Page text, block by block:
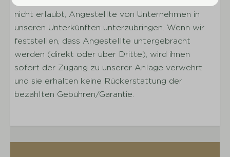
nicht erlaubt, Angestellte von Unternehmen in
unseren Unterkünften unterzubringen. Wenn wir
feststellen, dass Angestellte untergebracht
werden (direkt oder über Dritte), wird ihnen
sofort der Zugang zu unserer Anlage verwehrt
und sie erhalten keine Rückerstattung der
bezahlten Gebühren/Garantie.